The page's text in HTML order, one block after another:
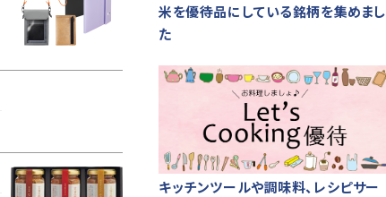
米を優待品にしている銘柄を集めまし
た
キッチンツールや調味料、レシピサー